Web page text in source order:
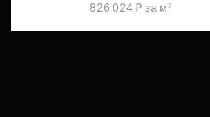
826 024 ₽ за м²